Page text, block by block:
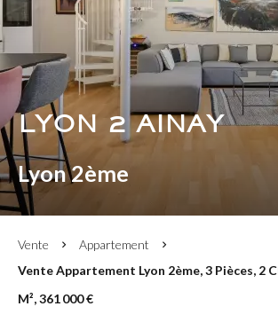
LYON 2 AINAY
Lyon 2ème
Vente
Appartement
Vente Appartement Lyon 2ème, 3 Pièces, 2
M², 361 000 €